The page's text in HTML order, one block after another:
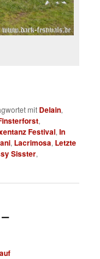
mit Delain,
,
Festival,In
, Lacrimosa, Letzte
Sisster,